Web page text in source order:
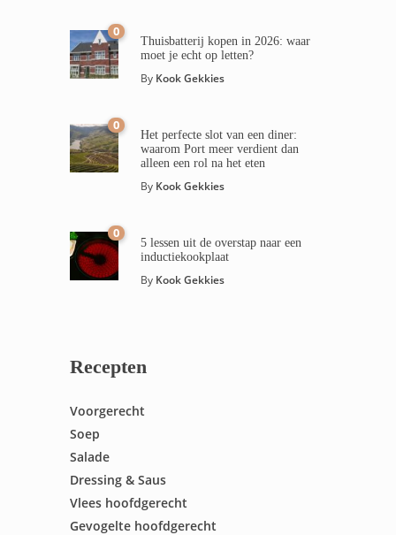
0
Thuisbatterij kopen in 2026: waar
moet je echt op letten?
By Kook Gekkies
0
Het perfecte slot van een diner:
waarom Port meer verdient dan
alleen een rol na het eten
By Kook Gekkies
0
5 lessen uit de overstap naar een
inductiekookplaat
By Kook Gekkies
Recepten
Voorgerecht
Soep
Salade
Dressing & Saus
Vlees hoofdgerecht
Gevogelte hoofdgerecht